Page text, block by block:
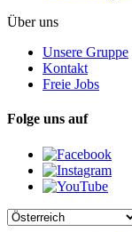
Über uns
Unsere Gruppe
Kontakt
Freie Jobs
Folge uns auf